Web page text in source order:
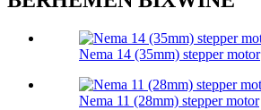
Nema 14 (35mm) stepper motor
Nema 11 (28mm) stepper motor